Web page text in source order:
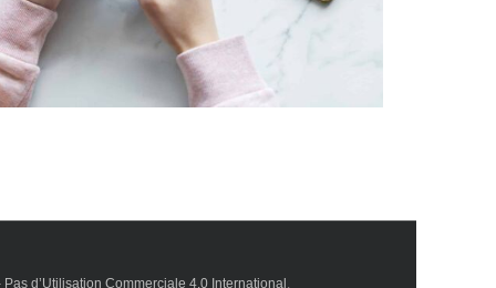
d’Utilisation Commerciale 4.0 International .